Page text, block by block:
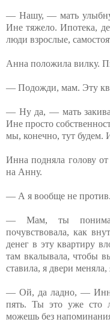
— Нашу, — мать
Ине тяжело. Ипотека,
люди взрослые,
Анна положила вилку.
— Подожди, мам. Эту
— Ну да, — мать
Ине просто
мы, конечно, тут будем.
Инна подняла голову
на Анну.
— А я вообще не против.
— Мам, ты
почувствовала, как
денег в эту квартиру
там вкалывала, чтобы
ставила, я двери
— Ой, да ладно, — Инна
пять. Ты это уже сто
можешь без